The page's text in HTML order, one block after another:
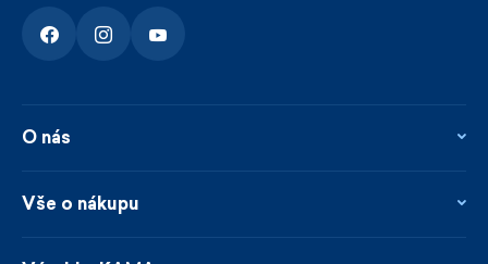
O nás
Kontakty
Vše o nákupu